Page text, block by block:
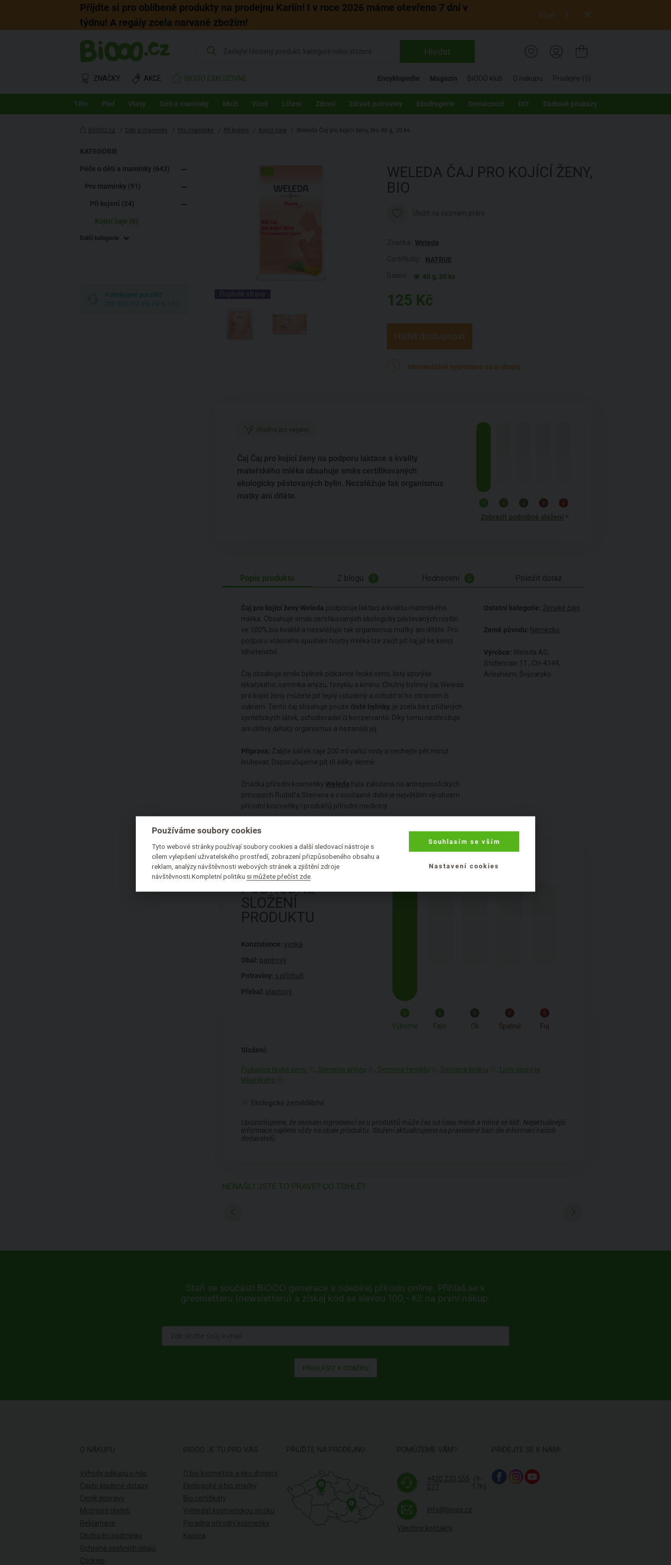
Přijdte si pro oblíbené produkty na prodejnu Karlín! I v roce 2026 máme otevřeno 7 dní v
týdnu! A regály zcela narvané zbožím!
Více
Hledat
ZNAČKY AKCE BIOOO EXKLUZIVNĚ Encyklopedie Magazín BiOOO klub O nákupu Prodejny (5)
Tělo Pleť Vlasy Děti a maminky Muži Vůně Líčení Zdraví Zdravé potraviny Ekodrogerie Domácnost DIY Dárkové poukazy
BiOOO.cz / Děti a maminky / Pro maminky / Při kojení / Kojicí čaje / Weleda Čaj pro kojící ženy, bio 40 g, 20 ks
KATEGORIE
Péče o děti a maminky (643)
Pro maminky (91)
Při kojení (24)
Kojicí čaje (6)
Další kategorie
Doplněk stravy
WELEDA ČAJ PRO KOJÍCÍ ŽENY,
BIO
Weleda
NATRUE
40 g, 20 ks
125 Kč
Hlídat dostupnost
Momentálně vyprodané na e-shopu
Vhodné pro vegany
Čaj Čaj pro kojící ženy na podporu laktace a kvality
mateřského mléka obsahuje směs certifikovaných
ekologicky pěstovaných bylin. Nezatěžuje tak organismus
matky ani dítěte.
Zobrazit podrobné složení >
Popis produktu Z blogu 9 Hodnocení 0 Položit dotaz
Čaj pro kojící ženy Weleda podporuje laktaci a kvalitu mateřského
mléka. Obsahuje směs certifikovaných ekologicky pěstovaných rostlin
ve 100% bio kvalitě a nezatěžuje tak organismus matky ani dítěte. Pro
podporu včasného spuštění tvorby mléka lze začít pít čaj již ke konci
těhotenství.
Čaj obsahuje směs bylinek pískavice řecké seno, listy sporýše
lékařského, semínka anýzu, fenyklu a kmínu. Chutný bylinný čaj Weleda
pro kojící ženy můžete pít teplý i studený a ochutit si ho citronem či
cukrem. Tento čaj obsahuje pouze čisté bylinky, je zcela bez přidaných
syntetických látek, ochudovadel či konzervantů. Díky tomu neohrožuje
ani clitlivý dětský organismus a nezanáší jej.
Příprava: Zalijte sáček čaje 200 ml vařící vody a nechejte pět minut
louhovat. Doporučujeme pít tři šálky denně.
Značka přírodní kosmetiky Weleda byla založena na antroposofických
principech Rudolfa Steinera a v současné době je největším výrobcem
přírodní kosmetiky i produktů přírodní medicíny.
Ostatní kategorie: Ženské čaje
Země původu: Německo
Výrobce: Weleda AG,
Stollenrain 11 , CH-4144,
Arlesheim, Švýcarsko
PODROBNÉ
SLOŽENÍ
PRODUKTU
Konzistence: sypká
Obal: papírový
Potraviny: s příchutí
Přebal: plastový
Výborné Fajn Ok Špatné Fuj
Složení:
Pískavice řecké seno , Semena anýzu , Semena fenyklu , Semena kmínu , Listy sporýše
lékařského
Ekologické zemědělství
Upozorňujeme, že seznam ingrediencí se u produktů může čas od času měnit a mírně se lišit. Nejaktuálnější
informace najdete vždy na obale produktu. Složení aktualizujeme na pravidelné bázi dle informací našich
dodavatelů.
NENAŠLI JSTE TO PRAVÉ? CO TOHLE?
Staň se součástí BiOOO generace a odebírej přírodu online. Přihlaš se k
greenletteru (newsletteru) a získej kód se slevou 100,- Kč na první nákup.
PŘIHLÁSIT K ODBĚRU
O NÁKUPU
Výhody nákupu u nás
Často kladené dotazy
Ceník dopravy
Možnosti plateb
Reklamace
Obchodní podmínky
Ochrana osobních údajů
Cookies
BIOOO JE TU PRO VÁS
O bio kosmetice a eko drogerii
Ekologické a bio značky
Bio certifikáty
Vyhledat kosmetickou složku
Poradna přírodní kosmetiky
Kariéra
PŘIJĎTE NA PRODEJNU
4
POMŮŽEME VÁM?
+420 220 555
077
(9-
17h)
info@biooo.cz
Všechny kontakty
PŘIDEJTE SE K NÁM!
Používáme soubory cookies
Tyto webové stránky používají soubory cookies a další sledovací nástroje s
cílem vylepšení uživatelského prostředí, zobrazení přizpůsobeného obsahu a
reklam, analýzy návštěvnosti webových stránek a zjištění zdroje
návštěvnosti.Kompletní politiku si můžete přečíst zde
Souhlasím se vším
Nastavení cookies